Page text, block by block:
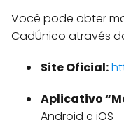
Você pode obter
CadÚnico através
Site Oficial:
Aplicativo
Android e iOS